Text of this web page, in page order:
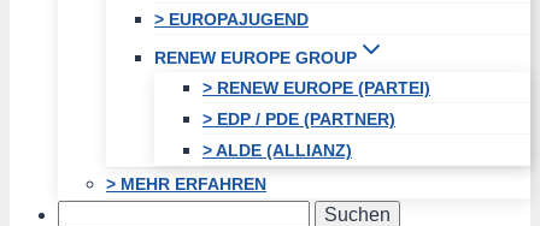
> EUROPAJUGEND
RENEW EUROPE GROUP
> RENEW EUROPE (PARTEI)
> EDP / PDE (PARTNER)
> ALDE (ALLIANZ)
> MEHR ERFAHREN